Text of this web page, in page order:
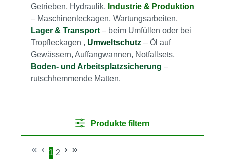
Getrieben, Hydraulik, Industrie & Produktion
Lager & Transport – beim Umfüllen oder bei
Tropfleckagen , Umweltschutz – Öl auf
Boden- und Arbeitsplatzsicherung –
rutschhemmende Matten.
Produkte filtern
Seite
1
Seite
2